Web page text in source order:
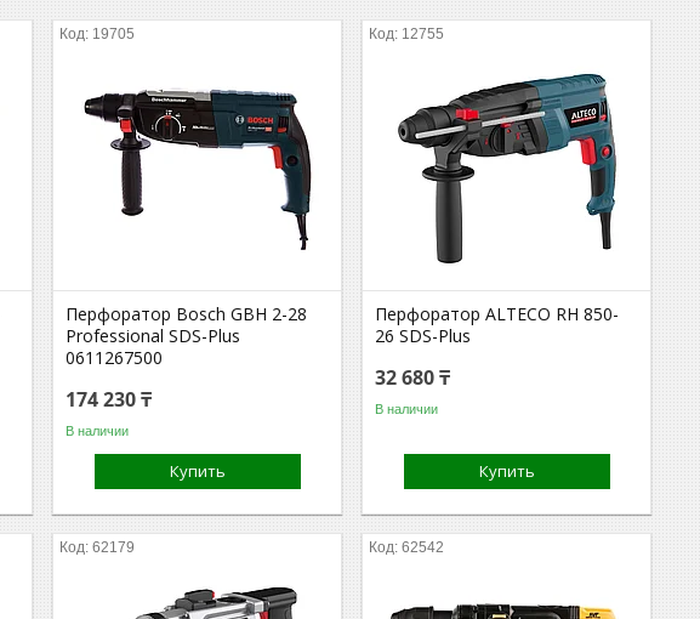
19705
Перфоратор Bosch GBH 2-28
Professional SDS-Plus
0611267500
174 230 ₸
В наличии
Купить
12755
Перфоратор ALTECO RH 850-
26 SDS-Plus
32 680 ₸
В наличии
Купить
62179 62542